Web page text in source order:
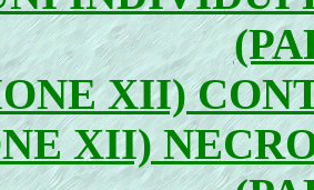
XII)
XII)